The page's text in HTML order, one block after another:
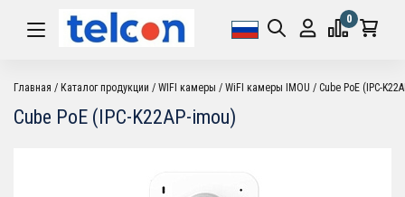
0
Главная Каталог продукции WIFI камеры WiFI камеры IMOU Cube PoE (IPC-
Cube PoE (IPC-K22AP-imou)